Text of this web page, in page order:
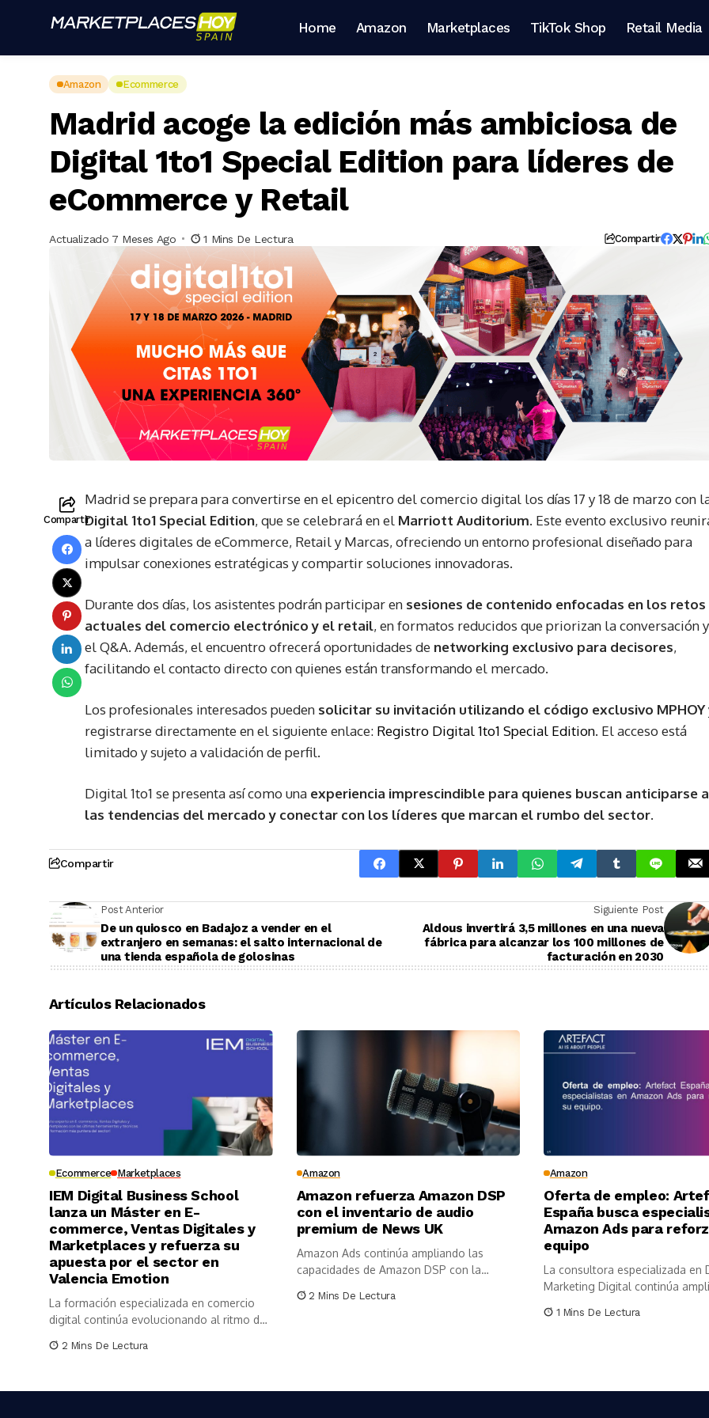
Home Amazon Marketplaces TikTok Shop Retail Media
Amazon Ecommerce
Madrid acoge la edición más ambiciosa de
Digital 1to1 Special Edition para líderes de
eCommerce y Retail
Actualizado 7 Meses Ago 1 Mins De Lectura Compartir
Compartir
Madrid se prepara para convertirse en el epicentro del comercio digital los días 17 y 18 de marzo con
Digital 1to1 Special Edition, que se celebrará en el Marriott Auditorium. Este evento exclusivo
a líderes digitales de eCommerce, Retail y Marcas, ofreciendo un entorno profesional diseñado para
impulsar conexiones estratégicas y compartir soluciones innovadoras.
Durante dos días, los asistentes podrán participar en sesiones de contenido enfocadas en los retos
actuales del comercio electrónico y el retail, en formatos reducidos que priorizan la conversación y
el Q&A. Además, el encuentro ofrecerá oportunidades de networking exclusivo para decisores,
facilitando el contacto directo con quienes están transformando el mercado.
Los profesionales interesados pueden solicitar su invitación utilizando el código exclusivo MPHOY
registrarse directamente en el siguiente enlace: Registro Digital 1to1 Special Edition. El acceso está
limitado y sujeto a validación de perfil.
Digital 1to1 se presenta así como una experiencia imprescindible para quienes buscan anticiparse a
las tendencias del mercado y conectar con los líderes que marcan el rumbo del sector.
Compartir
Post Anterior
De un quiosco en Badajoz a vender en el
extranjero en semanas: el salto internacional de
una tienda española de golosinas
Siguiente Post
Aldous invertirá 3,5 millones en una nueva
fábrica para alcanzar los 100 millones de
facturación en 2030
Artículos Relacionados
Ecommerce Marketplaces
IEM Digital Business School
lanza un Máster en E-
commerce, Ventas Digitales y
Marketplaces y refuerza su
apuesta por el sector en
Valencia Emotion
La formación especializada en comercio
digital continúa evolucionando al ritmo del
2 Mins De Lectura
Amazon
Amazon refuerza Amazon DSP
con el inventario de audio
premium de News UK
Amazon Ads continúa ampliando las
capacidades de Amazon DSP con la
2 Mins De Lectura
Amazon
Oferta de empleo:
España busca
Amazon Ads para
equipo
La consultora especializada en
Marketing Digital continúa
1 Mins De Lectura